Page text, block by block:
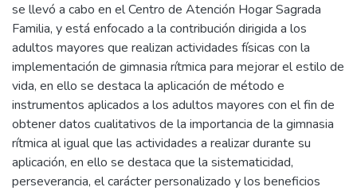
se llevó a cabo en el Centro de Atención Hogar Sagrada
Familia, y está enfocado a la contribución dirigida a los
adultos mayores que realizan actividades físicas con la
implementación de gimnasia rítmica para mejorar el estilo de
vida, en ello se destaca la aplicación de método e
instrumentos aplicados a los adultos mayores con el fin de
obtener datos cualitativos de la importancia de la gimnasia
rítmica al igual que las actividades a realizar durante su
aplicación, en ello se destaca que la sistematicidad,
perseverancia, el carácter personalizado y los beneficios